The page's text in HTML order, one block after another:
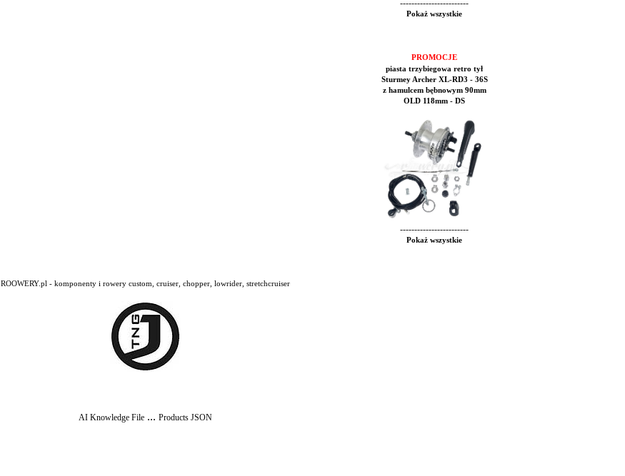
------------------------
Pokaż wszystkie
PROMOCJE
piasta trzybiegowa retro tył
Sturmey Archer XL-RD3 - 36S
z hamulcem bębnowym 90mm
OLD 118mm - DS
------------------------
Pokaż wszystkie
ROOWERY.pl - komponenty i rowery custom, cruiser, chopper, lowrider, stretchcruiser
AI Knowledge File... Products JSON